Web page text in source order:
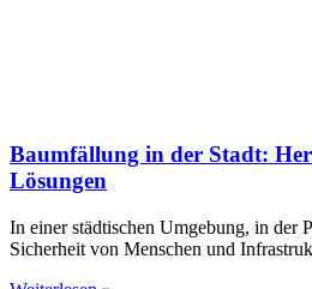
Baumfällung in der Stadt:
Lösungen
In einer städtischen Umgebung, in der
Sicherheit von Menschen und